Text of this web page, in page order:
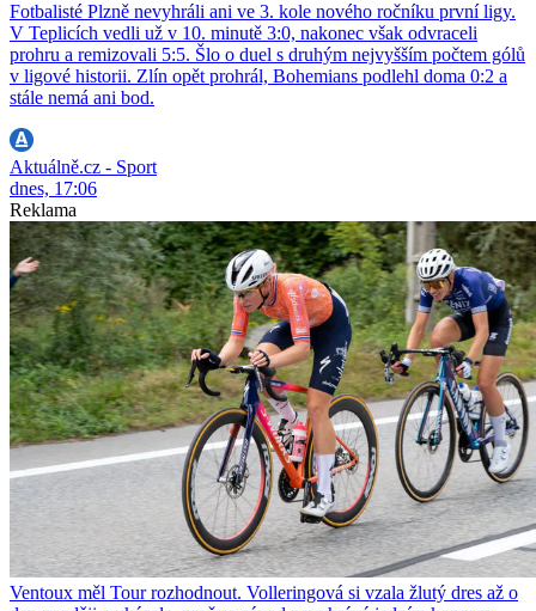
Fotbalisté Plzně nevyhráli ani ve 3. kole nového ročníku první ligy.
V Teplicích vedli už v 10. minutě 3:0, nakonec však odvraceli
prohru a remizovali 5:5. Šlo o duel s druhým nejvyšším počtem gólů
v ligové historii. Zlín opět prohrál, Bohemians podlehl doma 0:2 a
stále nemá ani bod.
Aktuálně.cz - Sport
dnes, 17:06
Reklama
Ventoux měl Tour rozhodnout. Volleringová si vzala žlutý dres až o